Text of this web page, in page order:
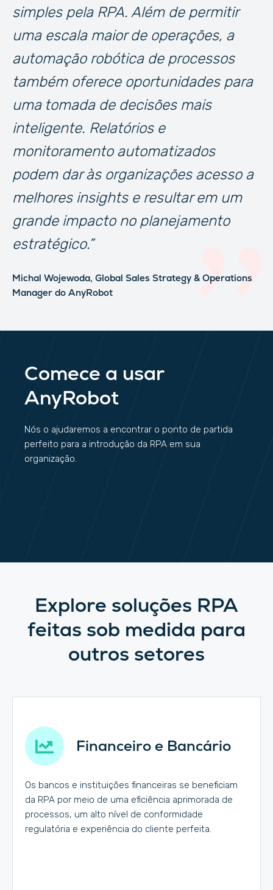
simples pela RPA. Além de permitir
uma escala maior de operações, a
automação robótica de processos
também oferece oportunidades para
uma tomada de decisões mais
inteligente. Relatórios e
monitoramento automatizados
podem dar às organizações acesso a
melhores insights e resultar em um
grande impacto no planejamento
estratégico.”
Michal Wojewoda, Global Sales Strategy & Operations
Manager do AnyRobot
Comece a usar
AnyRobot
Nós o ajudaremos a encontrar o ponto de partida
perfeito para a introdução da RPA em sua
organização.
Explore soluções RPA
feitas sob medida para
outros setores
Financeiro e Bancário
Os bancos e instituições financeiras se beneficiam
da RPA por meio de uma eficiência aprimorada de
processos, um alto nível de conformidade
regulatória e experiência do cliente perfeita.